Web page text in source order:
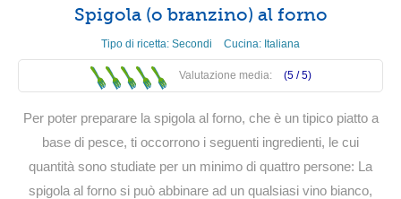
Spigola (o branzino) al forno
Tipo di ricetta: Secondi Cucina: Italiana
Valutazione media: (5 /5)
Per poter preparare la spigola al forno, che è un tipico piatto a
base di pesce, ti occorrono i seguenti ingredienti, le cui
quantità sono studiate per un minimo di quattro persone: La
spigola al forno si può abbinare ad un qualsiasi vino bianco,